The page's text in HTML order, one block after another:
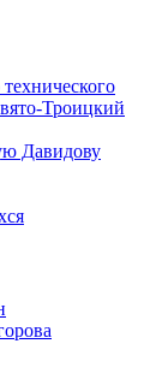
Троицкий
Давидову